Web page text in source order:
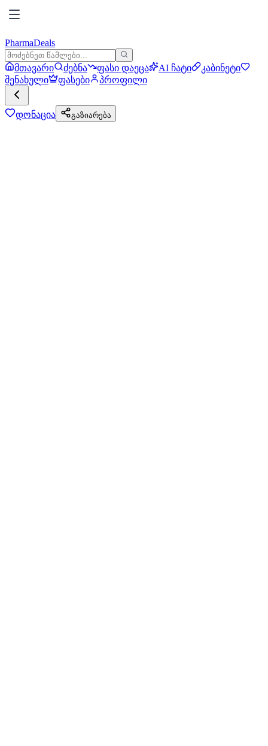
PharmaDeals
მთავარი ძებნა ფასი დაეცა AI ჩატი
კაბინეტი
შენახული
ფასები პროფილი
დონაცია გაზიარება